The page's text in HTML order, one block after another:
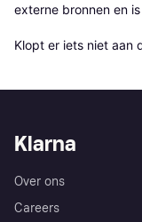
externe bronnen en
Klopt er iets niet aan
Klarna
Over ons
Careers